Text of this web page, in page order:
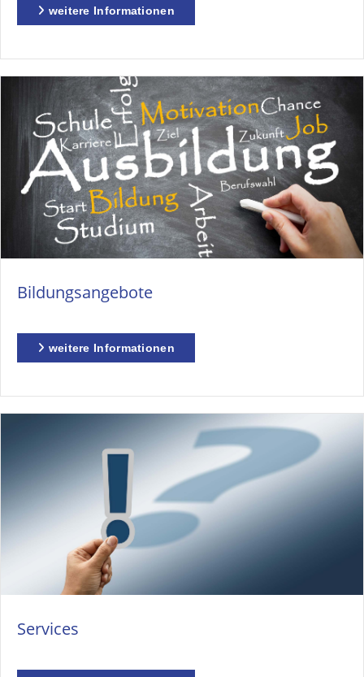
weitere Informationen
Bildungsangebote
weitere Informationen
Services